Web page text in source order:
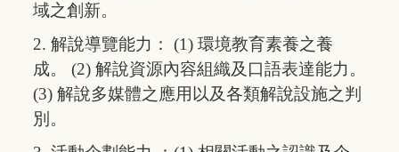
域之創新。
2. 解說導覽能力： (1) 環境教育素養之養
成。 (2) 解說資源內容組織及口語表達能力。
(3) 解說多媒體之應用以及各類解說設施之判
別。